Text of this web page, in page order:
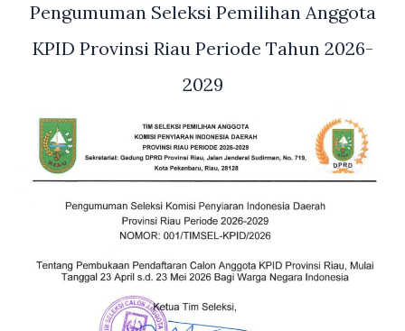
Pengumuman Seleksi Pemilihan Anggota
KPID Provinsi Riau Periode Tahun 2026-
2029